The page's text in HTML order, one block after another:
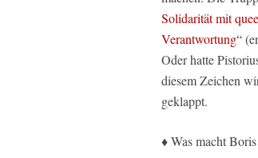
Solidarität mit
Verantwortung“
Oder hatte
diesem Zeichen
geklappt.
♦ Was macht